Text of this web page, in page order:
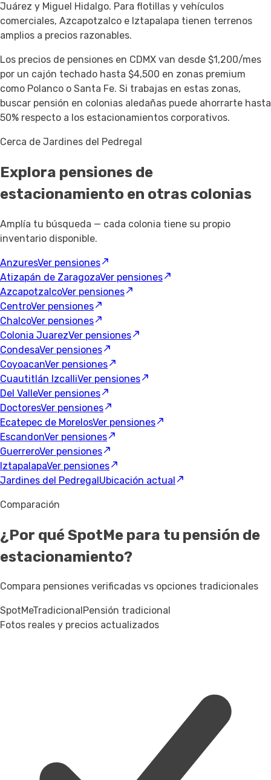
Juárez y Miguel Hidalgo. Para flotillas y vehículos
comerciales, Azcapotzalco e Iztapalapa tienen terrenos
amplios a precios razonables.
Los precios de pensiones en CDMX van desde $1,200/mes
por un cajón techado hasta $4,500 en zonas premium
como Polanco o Santa Fe. Si trabajas en estas zonas,
buscar pensión en colonias aledañas puede ahorrarte hasta
50% respecto a los estacionamientos corporativos.
Cerca de Jardines del Pedregal
Explora pensiones de
estacionamiento en otras colonias
Amplía tu búsqueda — cada colonia tiene su propio
inventario disponible.
AnzuresVer pensiones
Atizapán de ZaragozaVer pensiones
AzcapotzalcoVer pensiones
CentroVer pensiones
ChalcoVer pensiones
Colonia JuarezVer pensiones
CondesaVer pensiones
CoyoacanVer pensiones
Cuautitlán IzcalliVer pensiones
Del ValleVer pensiones
DoctoresVer pensiones
Ecatepec de MorelosVer pensiones
EscandonVer pensiones
GuerreroVer pensiones
IztapalapaVer pensiones
Jardines del PedregalUbicación actual
Comparación
¿Por qué SpotMe para tu pensión de
estacionamiento?
Compara pensiones verificadas vs opciones tradicionales
SpotMeTradicional Pensión tradicional
Fotos reales y precios actualizados